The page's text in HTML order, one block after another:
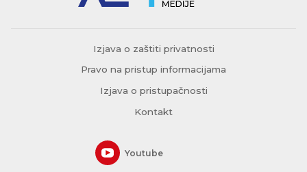
Izjava o zaštiti privatnosti
Pravo na pristup informacijama
Izjava o pristupačnosti
Kontakt
Youtube